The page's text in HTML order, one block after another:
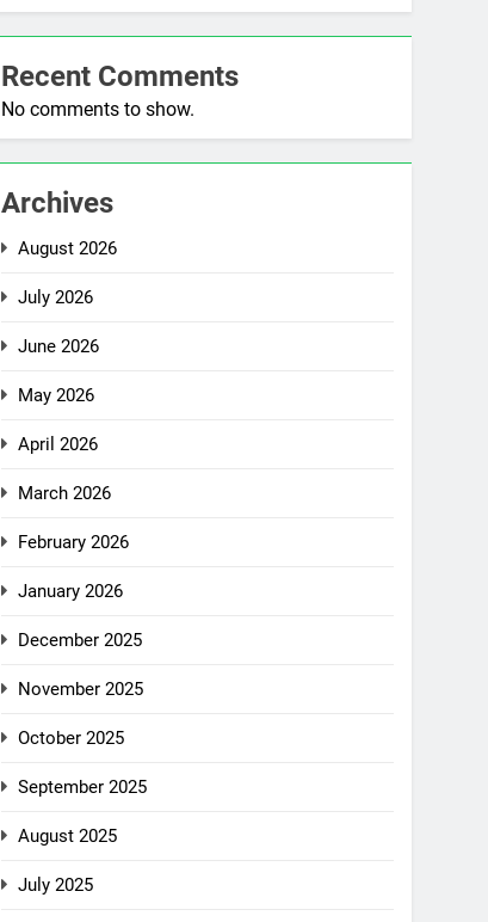
Recent Comments
No comments to show.
Archives
August 2026
July 2026
June 2026
May 2026
April 2026
March 2026
February 2026
January 2026
December 2025
November 2025
October 2025
September 2025
August 2025
July 2025